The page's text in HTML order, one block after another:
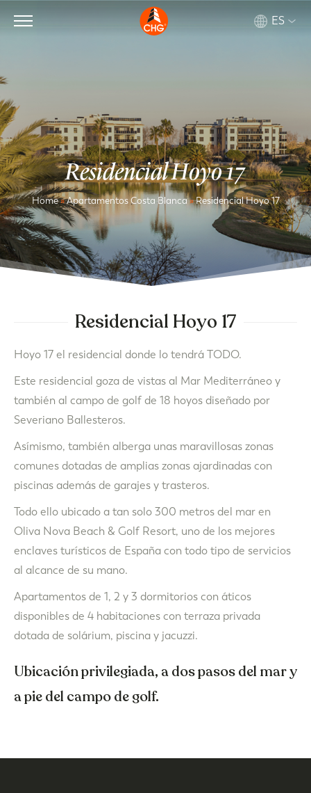
ES
Residencial Hoyo 17
Home»Apartamentos Costa Blanca»Residencial Hoyo 17
Residencial Hoyo 17
Hoyo 17 el residencial donde lo tendrá TODO.
Este residencial goza de vistas al Mar Mediterráneo y
también al campo de golf de 18 hoyos diseñado por
Severiano Ballesteros.
Asímismo, también alberga unas maravillosas zonas
comunes dotadas de amplias zonas ajardinadas con
piscinas además de garajes y trasteros.
Todo ello ubicado a tan solo 300 metros del mar en
Oliva Nova Beach & Golf Resort, uno de los mejores
enclaves turísticos de España con todo tipo de servicios
al alcance de su mano.
Apartamentos de 1, 2 y 3 dormitorios con áticos
disponibles de 4 habitaciones con terraza privada
dotada de solárium, piscina y jacuzzi.
Ubicación privilegiada, a dos pasos del mar y
a pie del campo de golf.